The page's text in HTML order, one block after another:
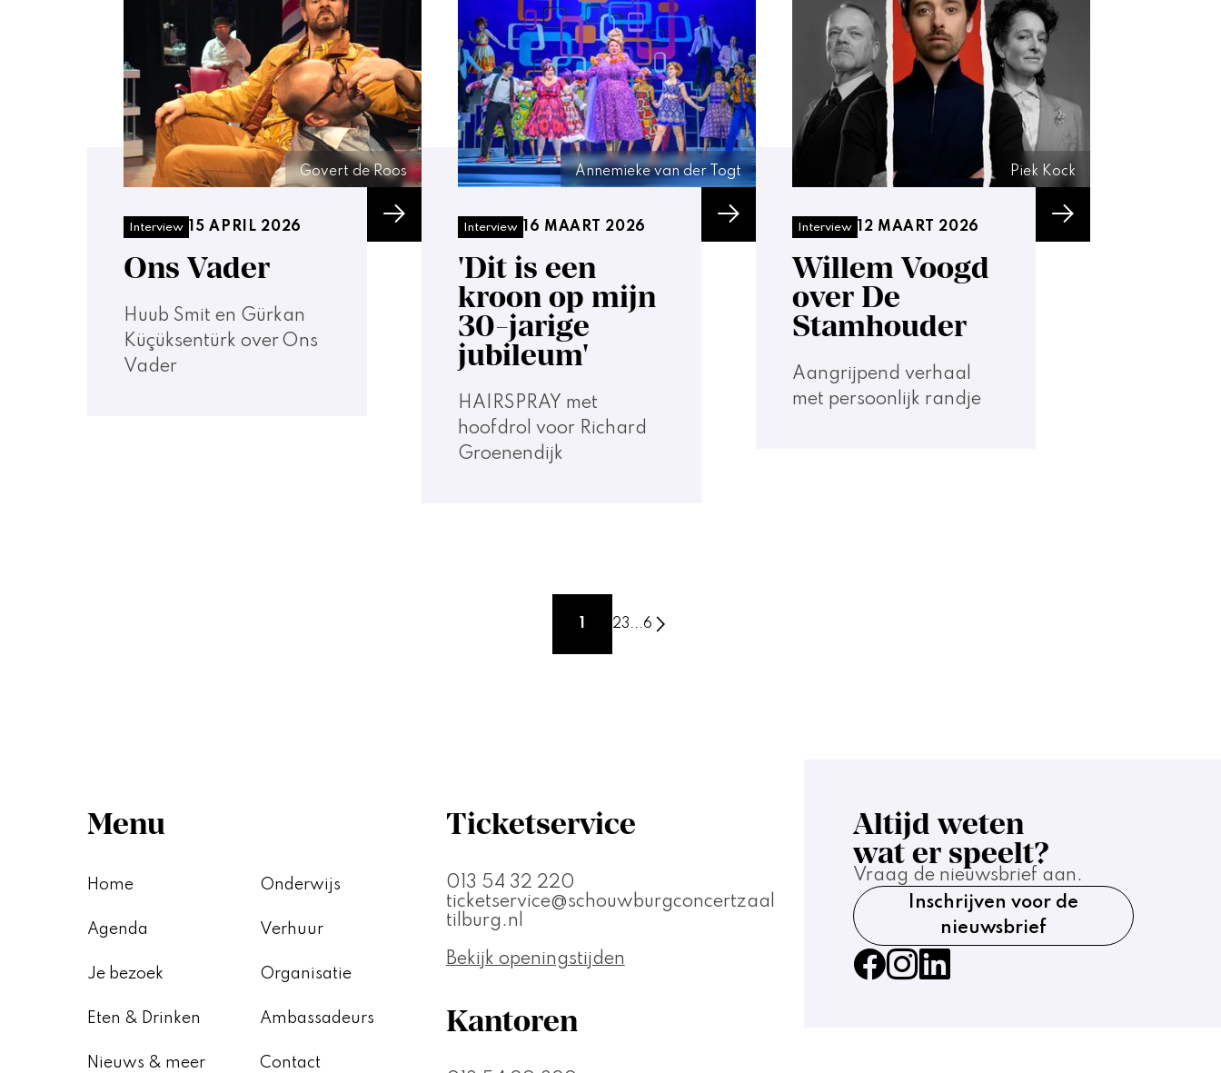
Interview 15 APRIL 2026
Ons Vader
Huub Smit en Gürkan
Küçüksentürk over Ons
Vader
Govert de Roos
Interview 16 MAART 2026
'Dit is een
kroon op mijn
30-jarige
jubileum'
HAIRSPRAY met
hoofdrol voor Richard
Groenendijk
Annemieke van der Togt
Interview 12 MAART 2026
Willem Voogd
over De
Stamhouder
Aangrijpend verhaal
met persoonlijk randje
Piek Kock
23...6
Menu
Home
Agenda
Je bezoek
Eten & Drinken
Nieuws & meer
Onderwijs
Verhuur
Organisatie
Ambassadeurs
Contact
Ticketservice
013 54 32 220
ticketservice@schouwburgconcertzaal
tilburg.nl
Bekijk openingstijden
Kantoren
Altijd weten
wat er speelt?
Vraag de nieuwsbrief aan.
Inschrijven voor de
nieuwsbrief